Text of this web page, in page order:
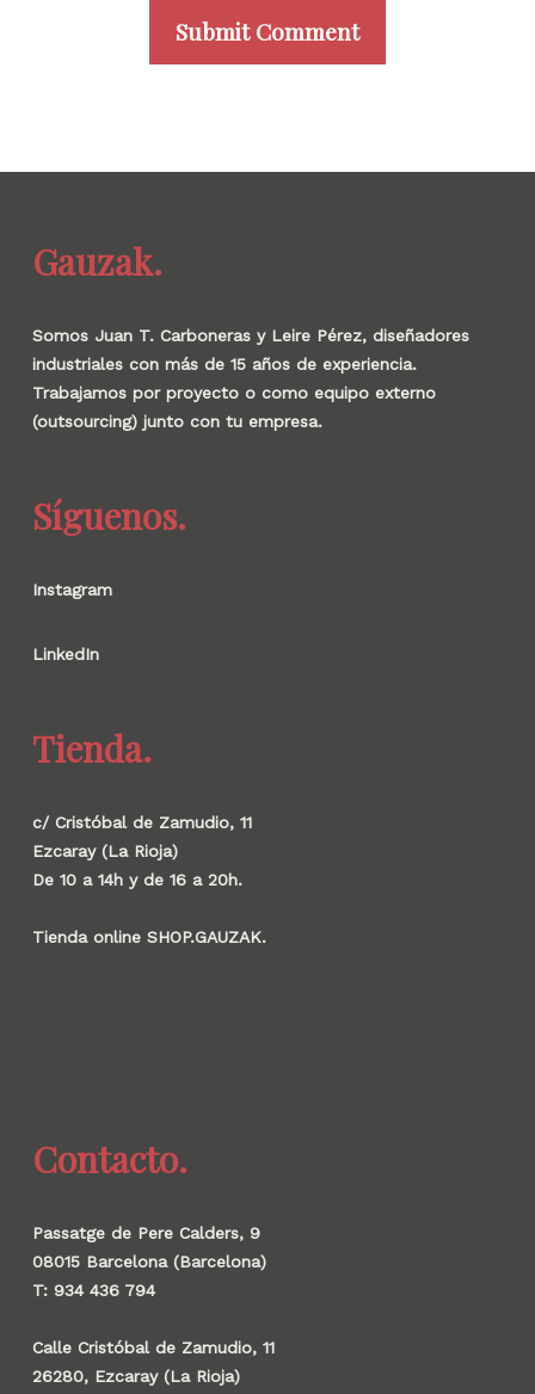
Gauzak.
Somos Juan T. Carboneras y Leire Pérez, diseñadores
industriales con más de 15 años de experiencia.
Trabajamos por proyecto o como equipo externo
(outsourcing) junto con tu empresa.
Síguenos.
Instagram
LinkedIn
Tienda.
c/ Cristóbal de Zamudio, 11
Ezcaray (La Rioja)
De 10 a 14h y de 16 a 20h.
Tienda online SHOP.GAUZAK.
Contacto.
Passatge de Pere Calders, 9
08015 Barcelona (Barcelona)
T: 934 436 794
Calle Cristóbal de Zamudio, 11
26280, Ezcaray (La Rioja)